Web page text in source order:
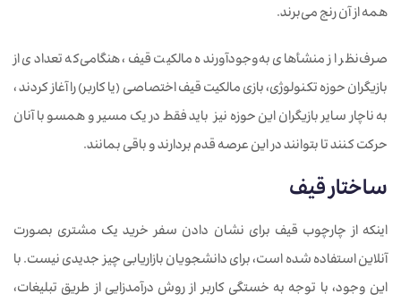
همه از آن رنج می‌برند.
صرف‌نظر از منشأهای به‌وجودآورنده مالکیت قیف، هنگامی‌که تعدادی از
بازیگران حوزه تکنولوژی، بازی مالکیت قیف اختصاصی (یا کاربر) را آغاز کردند ،
به ناچار سایر بازیگران این حوزه نیز باید فقط در یک مسیر و همسو با آنان
حرکت کنند تا بتوانند در این عرصه قدم بردارند و باقی بمانند.
ساختار قیف
اینکه از چارچوب قیف برای نشان دادن سفر خرید یک مشتری بصورت
آنلاین استفاده شده است، برای دانشجویان بازاریابی چیز جدیدی نیست. با
این وجود، با توجه به خستگی کاربر از روش درآمدزایی از طریق تبلیغات،